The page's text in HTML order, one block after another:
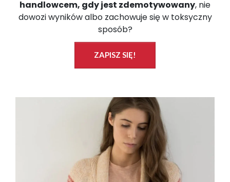
handlowcem, gdy jest zdemotywowany, nie
dowozi wyników albo zachowuje się w toksyczny
sposób?
ZAPISZ SIĘ!